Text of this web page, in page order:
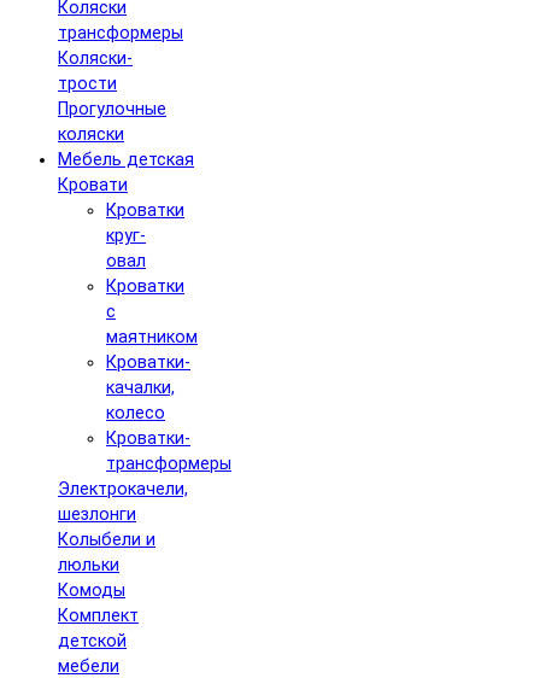
Коляски
трансформеры
Коляски-
трости
Прогулочные
коляски
Мебель детская
Кровати
Кроватки
круг-
овал
Кроватки
с
маятником
Кроватки-
качалки,
колесо
Кроватки-
трансформеры
Электрокачели,
шезлонги
Колыбели и
люльки
Комоды
Комплект
детской
мебели